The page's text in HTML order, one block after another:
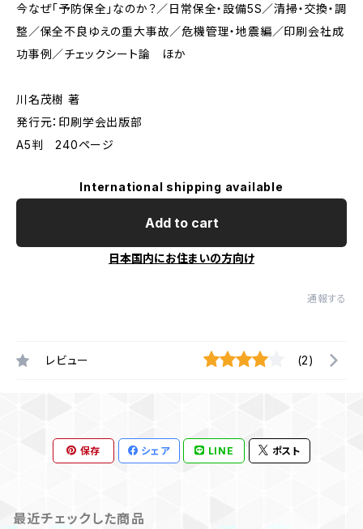
今なぜ「予防保全」なのか？／日常保全・設備5S／清掃・交換・調
整／保全不良ゆえの重大事故／危機管理・地震編／印刷会社成
功事例／チェックシート論 ほか
川名茂樹 著
発行元：印刷学会出版部
A5判 240ページ
International shipping available
Add to cart
日本国内にお住まいの方向け
通報する
レビュー (2)
保存 シェア LINE ポスト
最近チェックした商品